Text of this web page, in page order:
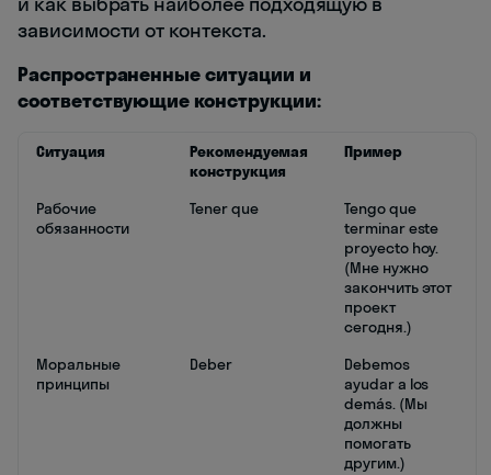
зависимости от контекста.
Распространенные ситуации и
соответствующие конструкции:
Ситуация
Рекомендуемая
конструкция
Пример
Рабочие
обязанности
Tener que
Tengo que
terminar este
proyecto hoy.
(Мне нужно
закончить этот
проект
сегодня.)
Моральные
принципы
Deber
Debemos
ayudar a los
demás. (Мы
должны
помогать
другим.)